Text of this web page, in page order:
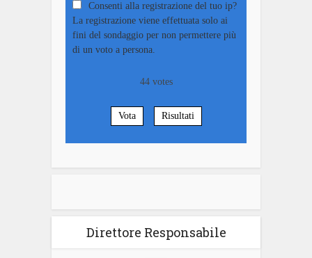
Consenti alla registrazione del tuo ip?
La registrazione viene effettuata solo ai
fini del sondaggio per non permettere più
di un voto a persona.
44votes
Vota Risultati
Direttore Responsabile